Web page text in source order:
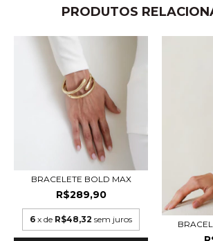
PRODUTOS
BRACELETE BOLD MAX
R$289,90
6 x de R$48,32 sem juros